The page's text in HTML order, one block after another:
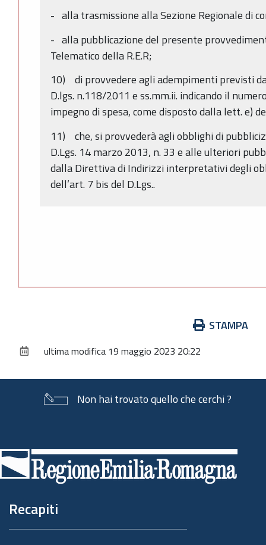
- alla trasmissione alla Sezione Regionale di
- alla pubblicazione del presente
Telematico della R.E.R;
10) di provvedere agli adempimenti previsti
D.lgs. n.118/2011 e ss.mm.ii. indicando il
impegno di spesa, come disposto dalla lett. e)
11) che, si provvederà agli obblighi di
D.Lgs. 14 marzo 2013, n. 33 e alle ulteriori
dalla Direttiva di Indirizzi interpretativi degli
dell’art. 7 bis del D.Lgs..
documento
STAMPA
ultima modifica 19 maggio 2023 20:22
Non hai trovato quello che cerchi ?
di
pagina
Recapiti